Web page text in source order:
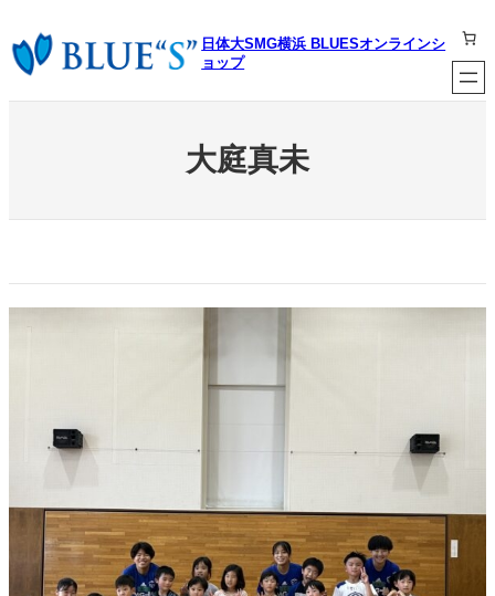
容
を
キ
日体大SMG横浜 BLUESオンラインシ
ョップ
大庭真未